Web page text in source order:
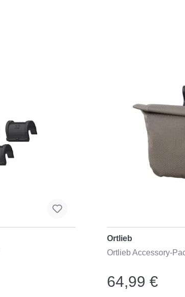
Ortlieb
Ortlieb Accessory-
64,99 €